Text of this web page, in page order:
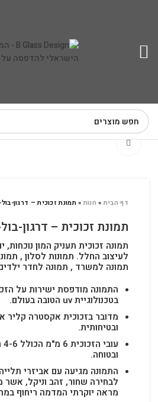
לחץ להגדלה
דף הבית» חנות»תמונת זכוכית – דרגון-בול-1
תמונת זכוכית – דרגון-בול-
תמונה זכוכית תעניק המון נוכחות,
לעיצוב החלל. תמונות לסלון ,
תמונה למשרד , תמונה לחדר
בטכנולוגיית uv הטובה בעולם.
מדובר בזכוכית אקסטרה קליר
ובטיחותית.
ובטוחה.
התמונה מגיעה עם אביזרי
לבחירה שחור, זהב וניקל, אשר
מראה יוקרתי המדמה ריחוף במרחק 3 ס"מ